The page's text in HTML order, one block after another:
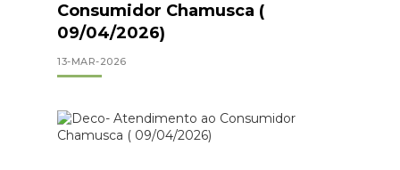
Consumidor Chamusca (
09/04/2026)
13-MAR-2026